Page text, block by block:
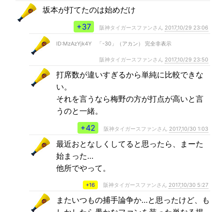
坂本が打てたのは始めだけ
+37
阪神タイガースファンさん 2017,10/29 23:06
ID:MzAzYjk4Y 「-30」（アカン） 完全非表示
阪神タイガースファンさん 2017,10/29 23:50
打席数が違いすぎるから単純に比較できな
い。
それを言うなら梅野の方が打点が高いと言
うのと一緒。
+42
阪神タイガースファンさん 2017,10/30 1:03
最近おとなしくしてると思ったら、まーた
始まった…
他所でやって。
+16 阪神タイガースファンさん 2017,10/30 5:27
またいつもの捕手論争か…と思ったけど、も